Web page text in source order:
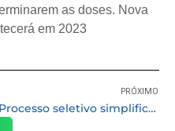
as doses. Nova
em 2023
PRÓXIMO
Processo seletivo simplificado para coveiro – motorista – auxiliar de serviços gerais – roçador